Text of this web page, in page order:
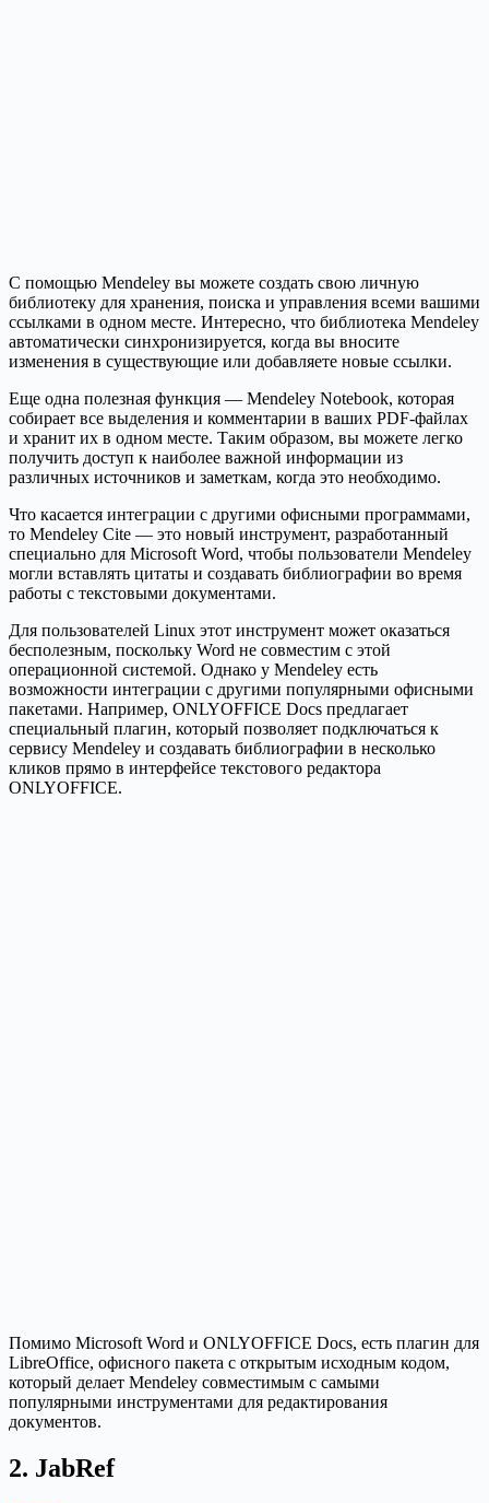
С помощью Mendeley вы можете создать свою личную
библиотеку для хранения, поиска и управления всеми вашими
ссылками в одном месте. Интересно, что библиотека Mendeley
автоматически синхронизируется, когда вы вносите
изменения в существующие или добавляете новые ссылки.
Еще одна полезная функция — Mendeley Notebook, которая
собирает все выделения и комментарии в ваших PDF-файлах
и хранит их в одном месте. Таким образом, вы можете легко
получить доступ к наиболее важной информации из
различных источников и заметкам, когда это необходимо.
Что касается интеграции с другими офисными программами,
то Mendeley Cite — это новый инструмент, разработанный
специально для Microsoft Word, чтобы пользователи Mendeley
могли вставлять цитаты и создавать библиографии во время
работы с текстовыми документами.
Для пользователей Linux этот инструмент может оказаться
бесполезным, поскольку Word не совместим с этой
операционной системой. Однако у Mendeley есть
возможности интеграции с другими популярными офисными
пакетами. Например, ONLYOFFICE Docs предлагает
специальный плагин, который позволяет подключаться к
сервису Mendeley и создавать библиографии в несколько
кликов прямо в интерфейсе текстового редактора
ONLYOFFICE.
Помимо Microsoft Word и ONLYOFFICE Docs, есть плагин для
LibreOffice, офисного пакета с открытым исходным кодом,
который делает Mendeley совместимым с самыми
популярными инструментами для редактирования
документов.
2. JabRef